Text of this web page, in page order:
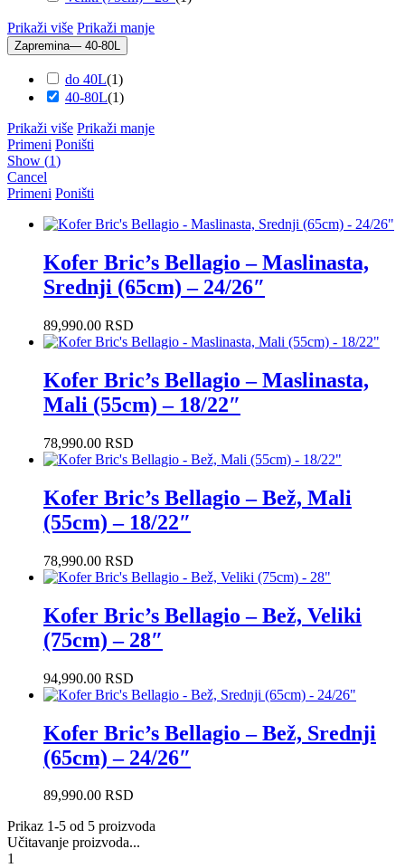
Prikaži više Prikaži manje
Zapremina— 40-80L
do 40L(1)
40-80L(1)
Prikaži više Prikaži manje
Primeni Poništi
Show (1)
Cancel
Primeni Poništi
Kofer Bric’s Bellagio – Maslinasta,
Srednji (65cm) – 24/26″
89,990.00 RSD
Kofer Bric’s Bellagio – Maslinasta,
Mali (55cm) – 18/22″
78,990.00 RSD
Kofer Bric’s Bellagio – Bež, Mali
(55cm) – 18/22″
78,990.00 RSD
Kofer Bric’s Bellagio – Bež, Veliki
(75cm) – 28″
94,990.00 RSD
Kofer Bric’s Bellagio – Bež, Srednji
(65cm) – 24/26″
89,990.00 RSD
Prikaz 1-5 od 5 proizvoda
Učitavanje proizvoda...
1